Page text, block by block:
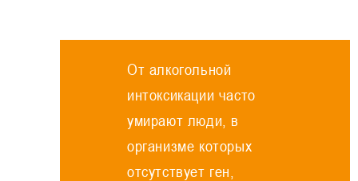
От алкогольной
интоксикации часто
умирают люди, в
организме которых
отсутствует ген,